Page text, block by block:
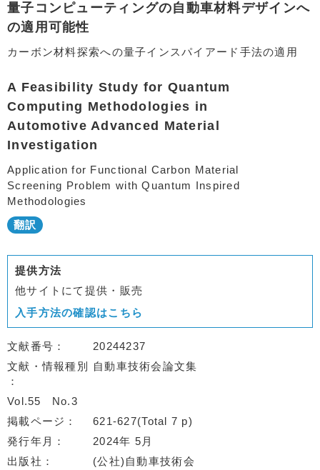
量子コンピューティングの自動車材料デザインへ
の適用可能性
カーボン材料探索への量子インスパイアード手法の適用
A Feasibility Study for Quantum
Computing Methodologies in
Automotive Advanced Material
Investigation
Application for Functional Carbon Material
Screening Problem with Quantum Inspired
Methodologies
提供方法
他サイトにて提供・販売
入手方法の確認はこちら
文献番号
20244237
文献・情報種別
自動車技術会論文集
Vol.55
No.3
掲載ページ
621-627(Total 7 p)
発行年月
2024年 5月
出版社
(公社)自動車技術会